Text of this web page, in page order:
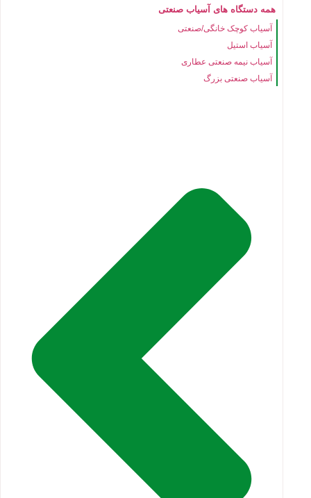
همه دستگاه های آسیاب صنعتی
آسیاب کوچک خانگی/صنعتی
آسیاب استیل
آسیاب نیمه صنعتی عطاری
آسیاب صنعتی بزرگ